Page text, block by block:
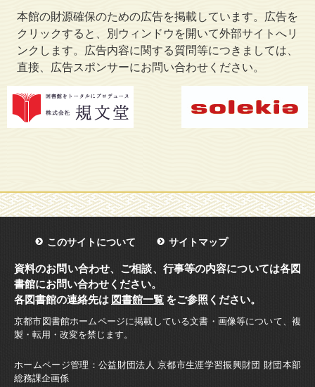
本館の財源確保のための広告を掲載しています。広告を
クリックすると、別ウィンドウを開いて外部サイトへリ
ンクします。広告内容に関する質問等につきましては、
直接、広告スポンサーにお問い合わせください。
このサイトについて サイトマップ
資料のお問い合わせ、ご相談、行事等の内容については各図
書館にお問い合わせください。
各図書館の連絡先は 図書館一覧 をご参照ください。
京都市図書館ホームページに掲載している文書・画像等について、複
製・転用・改変を禁じます。
ホームページ管理：公益財団法人 京都市生涯学習振興財団 財団本部
総務課企画係